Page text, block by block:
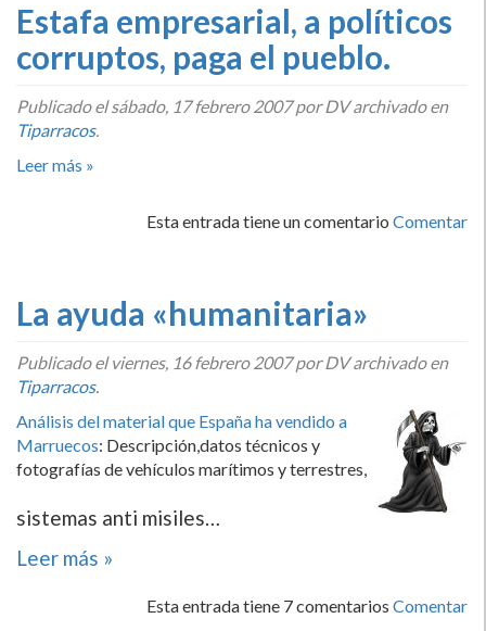
Estafa empresarial, a polí­ticos
corruptos, paga el pueblo.
Publicado elsábado, 17 febrero 2007por DV archivado en
Tiparracos.
Leer más »
Esta entrada tiene un comentario Comentar
La ayuda «humanitaria»
Publicado elviernes, 16 febrero 2007por DV archivado en
Tiparracos.
Análisis del material que España ha vendido a
Marruecos: Descripción,datos técnicos y
fotografí­as de vehí­culos marí­timos y terrestres,
sistemas anti misiles…
Leer más »
Esta entrada tiene 7 comentarios Comentar